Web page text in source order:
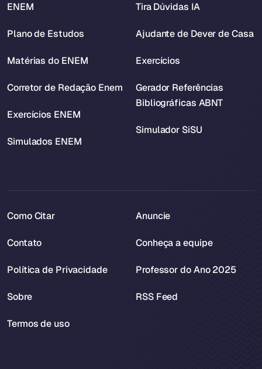
ENEM
Plano de Estudos
Matérias do ENEM
Corretor de Redação Enem
Exercícios ENEM
Simulados ENEM
Tira Dúvidas IA
Ajudante de Dever de Casa
Exercícios
Gerador Referências
Bibliográficas ABNT
Simulador SiSU
Como Citar
Contato
Política de Privacidade
Sobre
Termos de uso
Anuncie
Conheça a equipe
Professor do Ano 2025
RSS Feed